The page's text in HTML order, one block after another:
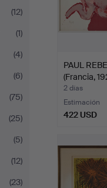
(12)
(1)
(4)
(6)
(75)
(25)
(5)
(12)
(23)
PAUL
(Francia,
Com…
2 días
Estimación
422 USD